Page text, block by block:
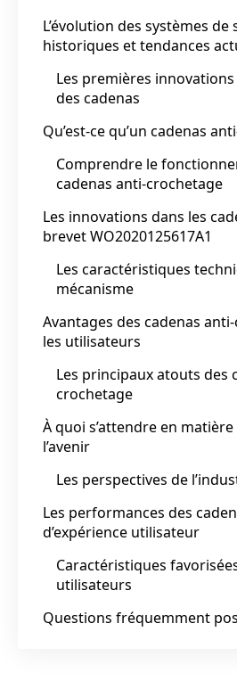
L’évolution des systèmes de
historiques et tendances
Les premières
des cadenas
Qu’est-ce qu’un cadenas
Comprendre le
cadenas anti-crochetage
Les innovations dans les
brevet WO2020125617A1
Les caractéristiques
mécanisme
Avantages des cadenas
les utilisateurs
Les principaux atouts des
crochetage
À quoi s’attendre en
l’avenir
Les perspectives de
Les performances des
d’expérience utilisateur
Caractéristiques
utilisateurs
Questions fréquemment